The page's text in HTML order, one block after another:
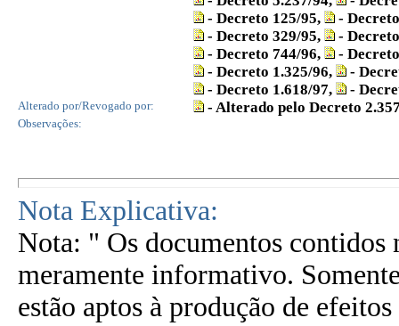
- Decreto 125/95,
-
- Decreto 329/95,
-
- Decreto 744/96,
-
- Decreto 1.325/96,
-
- Decreto 1.618/97,
-
Alterado por/Revogado por: - Alterado pelo Decreto
Observações:
Nota Explicativa:
Nota: " Os documentos contidos
meramente informativo.
estão aptos à produção de